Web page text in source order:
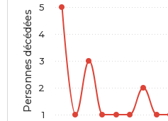
Personnes décédées
1
2
3
4
5